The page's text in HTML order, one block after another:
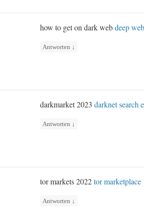
how to get on dark webdeep
Antworten ↓
darkmarket 2023 darknet search
Antworten ↓
tor markets 2022tor marketplace
Antworten ↓